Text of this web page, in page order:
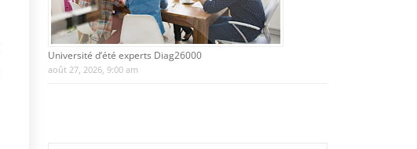
Université d’été experts Diag26000
août 27, 2026, 9:00 am